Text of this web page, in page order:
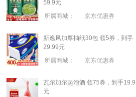
59.9元
所属商城：
京东优惠券
新逸风加厚抽纸30包 领5券，到手
29.99元
所属商城：
京东优惠券
瓦尔加尔起泡酒 领75券，到手19.9
元